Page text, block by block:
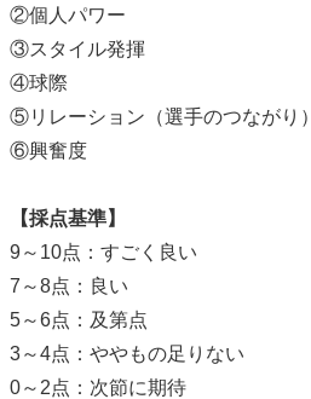
②個人パワー
③スタイル発揮
④球際
⑤リレーション（選手のつながり）
⑥興奮度
【採点基準】
9～10点：すごく良い
7～8点：良い
5～6点：及第点
3～4点：ややもの足りない
0～2点：次節に期待